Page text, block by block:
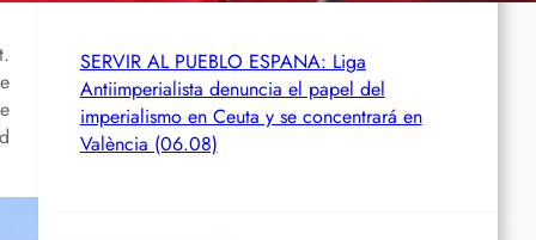
SERVIR AL PUEBLO ESPANA: Liga
Antiimperialista denuncia el papel del
imperialismo en Ceuta y se concentrará en
València (06.08)